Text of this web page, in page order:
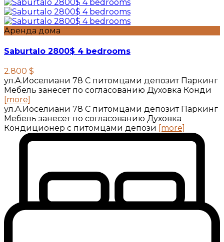
Аренда дома
Saburtalo 2800$ 4 bedrooms
2.800 $
ул.А.Иоселиани 78 С питомцами депозит Паркинг
Мебель занесет по согласованию Духовка Конди
[more]
ул.А.Иоселиани 78 С питомцами депозит Паркинг
Мебель занесет по согласованию Духовка
Кондиционер с питомцами депози [more]